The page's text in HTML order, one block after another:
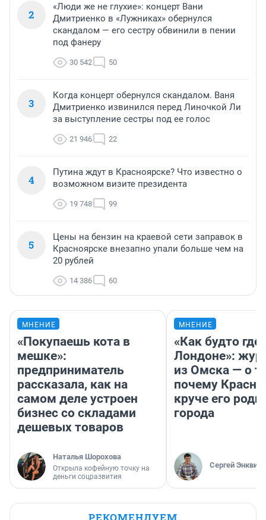
2
«Люди же не глухие»: концерт Вани
Дмитриенко в «Лужниках» обернулся
скандалом — его сестру обвинили в пении
под фанеру
30 542 50
3
Когда концерт обернулся скандалом. Ваня
Дмитриенко извинился перед Линочкой Ли
за выступление сестры под ее голос
21 946 22
4
Путина ждут в Красноярске? Что известно о
возможном визите президента
19 748 99
5
Цены на бензин на краевой сети заправок в
Красноярске внезапно упали больше чем на
20 рублей
14 386 60
МНЕНИЕ
«Покупаешь кота в
мешке»:
предприниматель
рассказала, как на
самом деле устроен
бизнес со складами
дешевых товаров
Наталья Шорохова
Открыла кофейную точку на
деньги соцразвития
МНЕНИЕ
«Как будто
Лондоне»:
из Омска — о
почему
круче его
города
Сергей Энквист
РЕКОМЕНДУЕМ